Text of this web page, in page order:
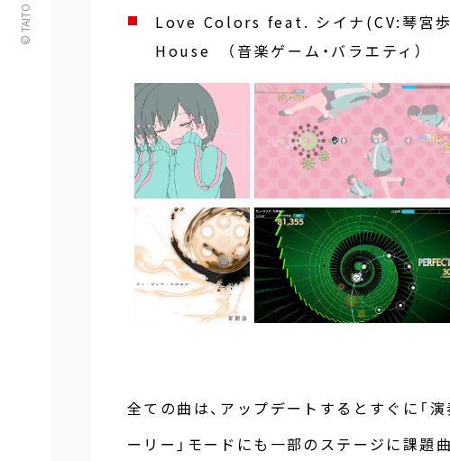
Love Colors feat. シイナ(CV:琴宮
House （音楽ゲーム・バラエティ）
全ての曲は、アップデートするとすぐに「
ーリー」モードにも一部のステージに課題